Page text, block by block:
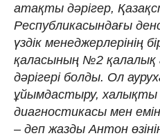
атақты дәрігер,
Республикасындағы
үздік менеджерлерінің
қаласының №2 қалалық
дәрігері болды. Ол
ұйымдастыру, халықты
диагностикасы мен
– деп жазды Антон